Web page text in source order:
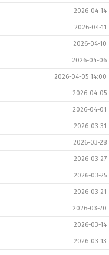
2026-04-14
2026-04-11
2026-04-10
2026-04-06
2026-04-05 14:00
2026-04-05
2026-04-01
2026-03-31
2026-03-28
2026-03-27
2026-03-25
2026-03-21
2026-03-20
2026-03-14
2026-03-13